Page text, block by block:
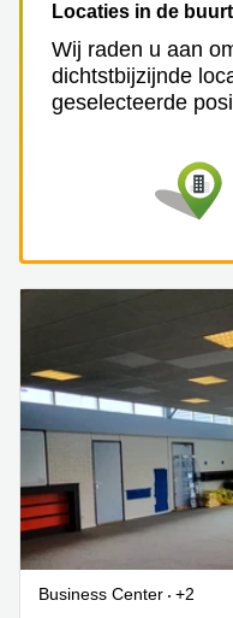
Locaties in de buurt
Wij raden u aan
dichtstbijzijnde
geselecteerde
Business Center
+2